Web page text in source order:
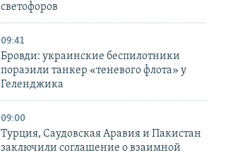
светофоров
09:41
Бровди: украинские беспилотники
поразили танкер «теневого флота» у
Геленджика
09:00
Турция, Саудовская Аравия и Пакистан
заключили соглашение о взаимной